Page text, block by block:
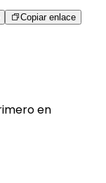
Copiar enlace
en